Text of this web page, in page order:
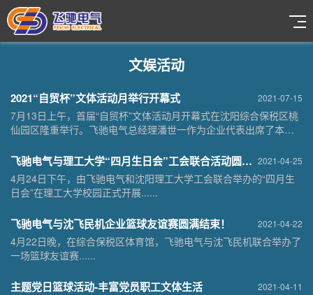
文娱活动
2021-07-15
2021“自贸杯”文体活动月举行开幕式
7月13日上午，首届“自贸杯”文体活动月开幕式在沈阳综合保税区桃
仙园区隆重举行。飞驰电气总经理潘世一作为企业代表出席了本次
2021-04-25
飞驰电气与理工大学“四月生日会”工会联合活动圆满结束！
4月24日下午，由飞驰电气和沈阳理工大学工会联合举办的“四月生
日会”在理工大学校园正式开展......
2021-04-22
飞驰电气与沈飞民机企业篮球友谊赛圆满结束！
4月22日晚，在综合保税区体育馆，飞驰电气与沈飞民机联合举办了
一场篮球友谊赛......
2021-04-11
主题党日篮球活动-丰富党员职工文体生活